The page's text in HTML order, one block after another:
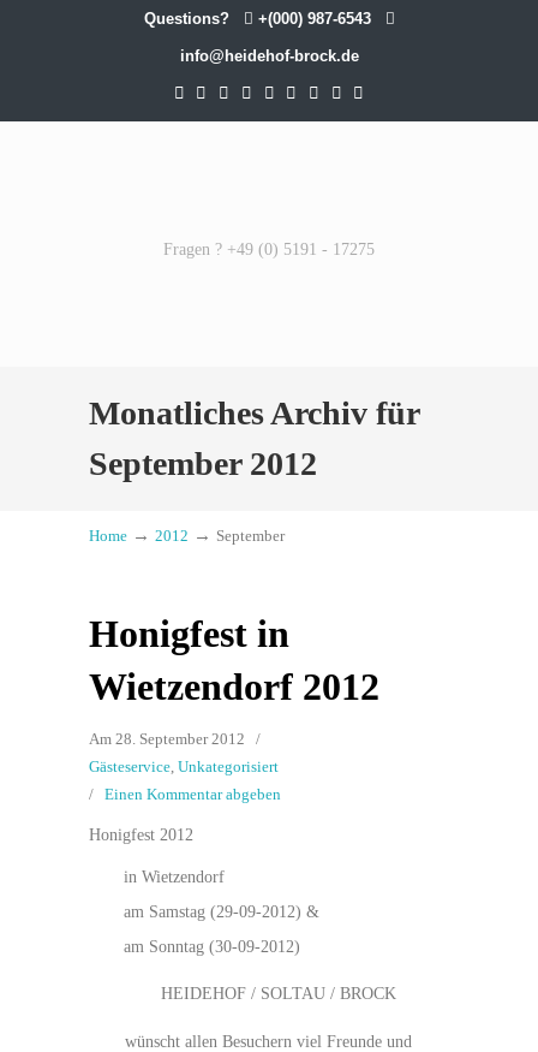
Questions? +(000) 987-6543
info@heidehof-brock.de
Fragen ? +49 (0) 5191 - 17275
Monatliches Archiv für
September 2012
Home → 2012 → September
Honigfest in
Wietzendorf 2012
Am 28. September 2012
/
Gästeservice, Unkategorisiert
/ Einen Kommentar abgeben
Honigfest 2012
in Wietzendorf
am Samstag (29-09-2012) &
am Sonntag (30-09-2012)
HEIDEHOF / SOLTAU / BROCK
wünscht allen Besuchern viel Freunde und